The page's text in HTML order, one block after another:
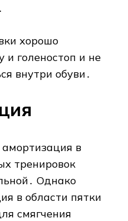
хорошо
голеностоп и не
внутри обуви․
в
тренировок
Однако
в области пятки
смягчения